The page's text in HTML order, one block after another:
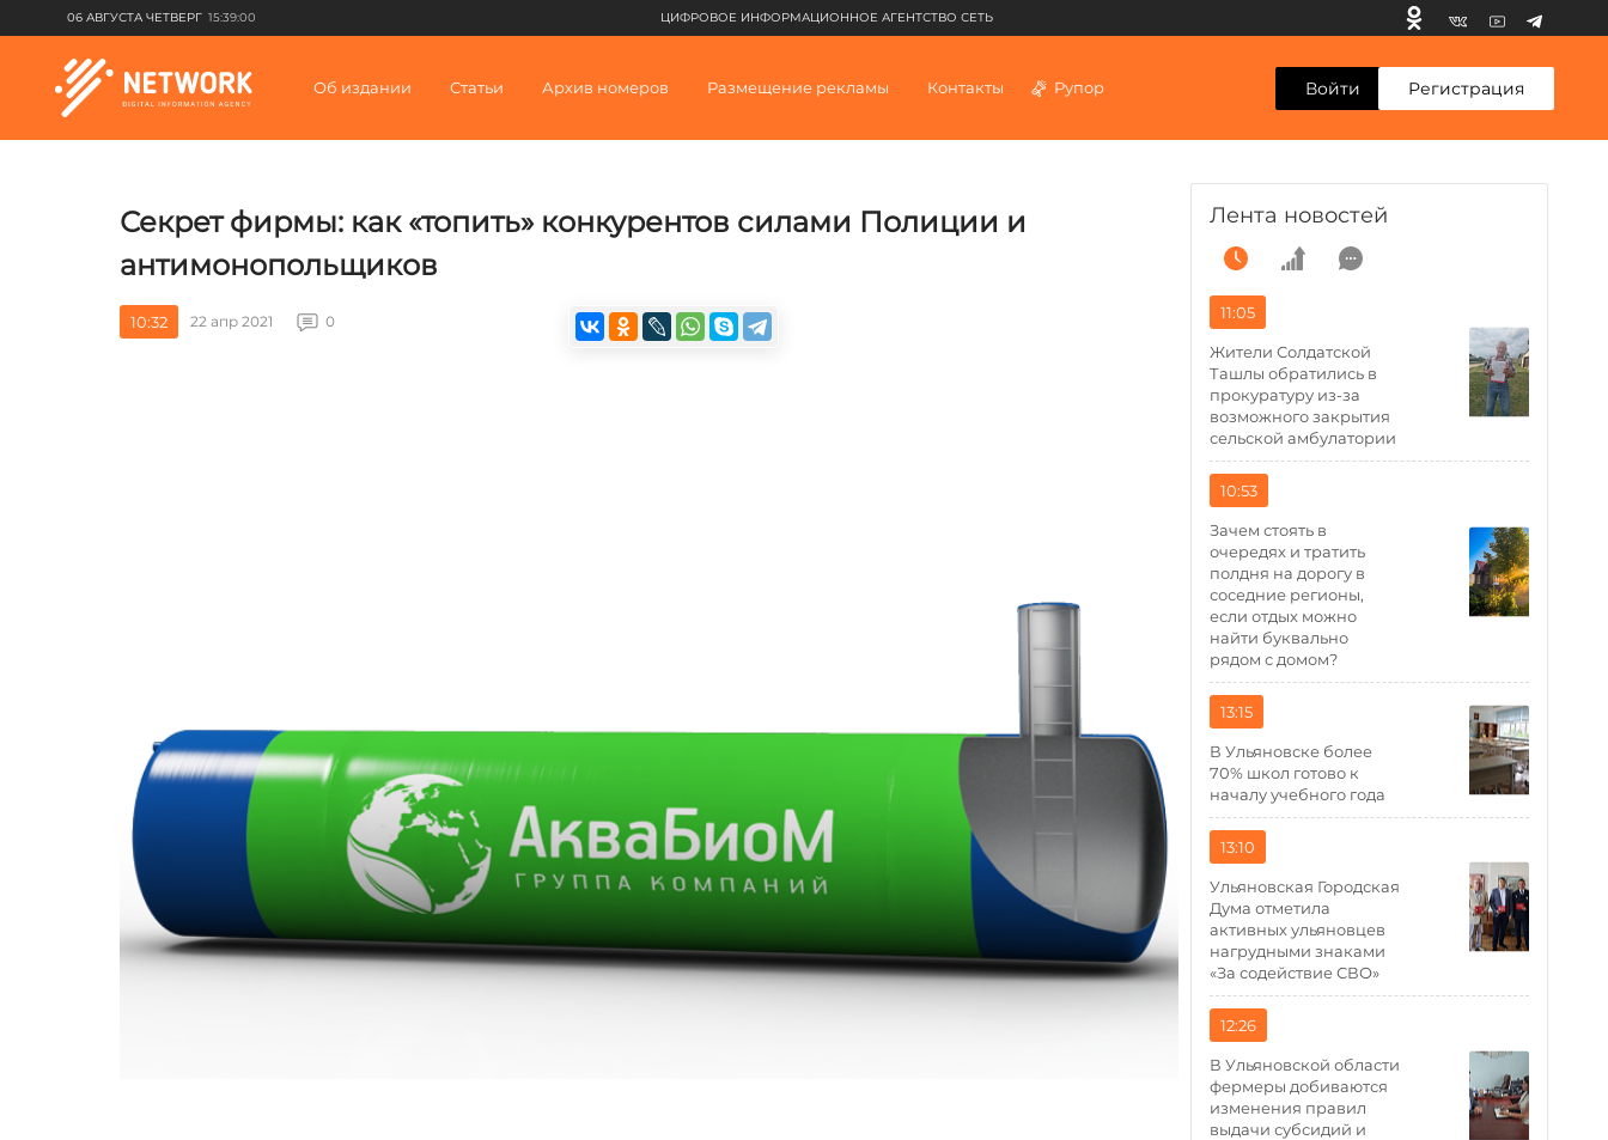
06 АВГУСТА ЧЕТВЕРГ 15:39:00 ЦИФРОВОЕ ИНФОРМАЦИОННОЕ АГЕНТСТВО СЕТЬ
Об издании Статьи Архив номеров Размещение рекламы Контакты Рупор Войти Регистрация
Секрет фирмы: как «топить» конкурентов силами Полиции и
антимонопольщиков
10:32 22 апр 2021 0
Лента новостей
11:05
Жители Солдатской
Ташлы обратились в
прокуратуру из-за
возможного закрытия
сельской амбулатории
10:53
Зачем стоять в
очередях и тратить
полдня на дорогу в
соседние регионы,
если отдых можно
найти буквально
рядом с домом?
13:15
В Ульяновске более
70% школ готово к
началу учебного года
13:10
Ульяновская Городская
Дума отметила
активных ульяновцев
нагрудными знаками
«За содействие СВО»
12:26
В Ульяновской области
фермеры добиваются
изменения правил
выдачи субсидий и